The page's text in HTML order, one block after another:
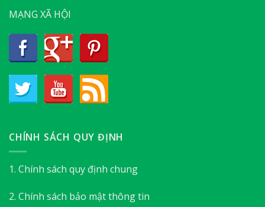
MẠNG XÃ HỘI
CHÍNH SÁCH QUY ĐỊNH
1. Chính sách quy định chung
2. Chính sách bảo mật thông tin